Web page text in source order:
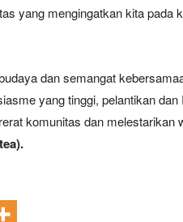
yang mengingatkan kita pada
dan semangat
yang tinggi, pelantikan
komunitas dan melestarikan